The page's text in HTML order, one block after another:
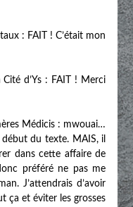
: FAIT ! C’était mon
d’Ys : FAIT ! Merci
Médicis : mwouai…
du texte. MAIS, il
dans cette affaire de
préféré ne pas me
J’attendrais d’avoir
ça et éviter les grosses